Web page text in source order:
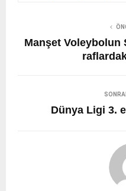
Manşet Voleybolun
Dünya Ligi 3.